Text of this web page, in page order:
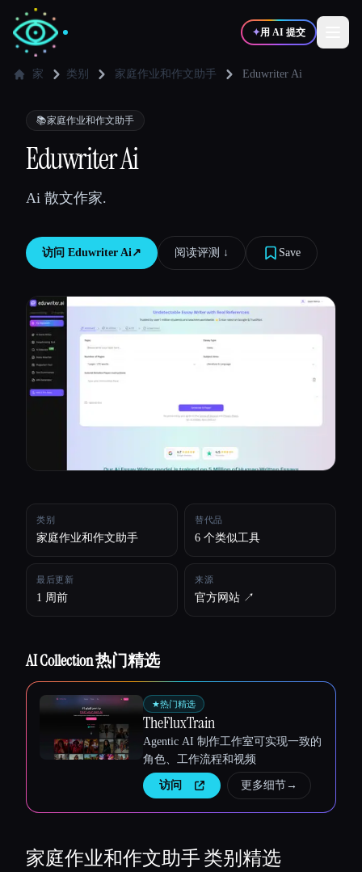
✦用 AI 提交
✍️写作者
💻
博客
比较工具
所有分类
家 类别 家庭作业和作文助手 Eduwriter Ai
📚家庭作业和作文助手
Eduwriter Ai
Ai 散文作家.
访问 Eduwriter Ai↗︎ 阅读评测 ↓︎ Save
类别
家庭作业和作文助手
替代品
6 个类似工具
最后更新
1 周前
来源
官方网站 ↗︎
AI Collection 热门精选
★热门精选
TheFluxTrain
Agentic AI 制作工作室可实现一致的
角色、工作流程和视频
访问 更多细节→
家庭作业和作文助手类别精选